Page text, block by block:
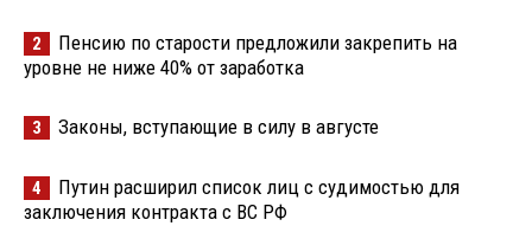
2
Пенсию по старости предложили закрепить на
уровне не ниже 40% от заработка
3 Законы, вступающие в силу в августе
4
Путин расширил список лиц с судимостью для
заключения контракта с ВС РФ